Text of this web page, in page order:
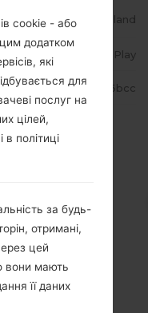
Poland
Play
cookie - або
додатком
які
для
послуг на
цілей,
політиці
за будь-
отримані,
цей
вони мають
її даних